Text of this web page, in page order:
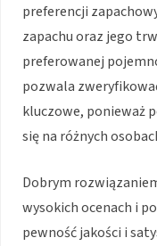
preferencji
zapachu oraz jego
preferowanej
pozwala
kluczowe, ponieważ
się na różnych
Dobrym
wysokich ocenach i
pewność jakości i